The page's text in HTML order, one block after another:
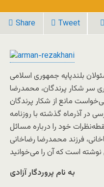
Share Tweet
بلندپايه جمهوری اسلامی
يک درگيری سر شکار پرندگان، محمدرضا
مانع از شکار پرندگان
در آذرماه گذشته با روزنامه
خود را درباره مسائل
فرزند محمدرضا رضاخانی
است که آن را می‌خوانيد
به نام پروردگار آزادی